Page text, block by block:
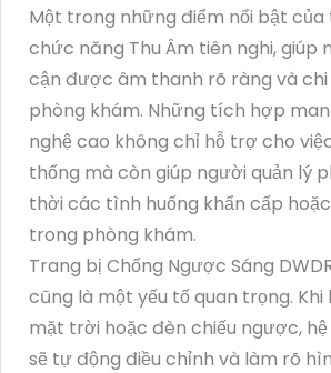
Một trong những điểm nổi bật của
chức năng Thu Âm tiên nghi, giúp
cận được âm thanh rõ ràng và
phòng khám. Những tích hợp
nghệ cao không chỉ hỗ trợ cho
thống mà còn giúp người quản lý
thời các tình huống khẩn cấp
trong phòng khám.
Trang bị Chống Ngược Sáng
cũng là một yếu tố quan trọng. Khi
mặt trời hoặc đèn chiếu ngược,
sẽ tự động điều chỉnh và làm rõ